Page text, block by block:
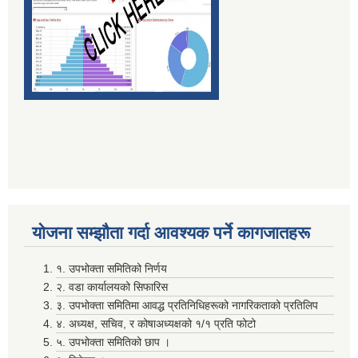
योजना सम्झाैता गर्दा आवश्यक पर्ने कागजातहरू
१. उपभोक्ता समितिको निर्णय
२. वडा कार्यालयको सिफारिस
३. उपभोक्ता समितिमा आवद्ध प्रतिनिधिहरूको नागरिकताको प्रतिलिप
४. अध्यक्ष, सचिव, र कोषाअध्यक्षको १/१ प्रति फोटो
५. उपभोक्ता समितिको छाप ।